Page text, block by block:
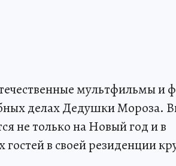
мультфильмы и
делах Дедушки Мороза.
не только на Новый год и в
в своей резиденции